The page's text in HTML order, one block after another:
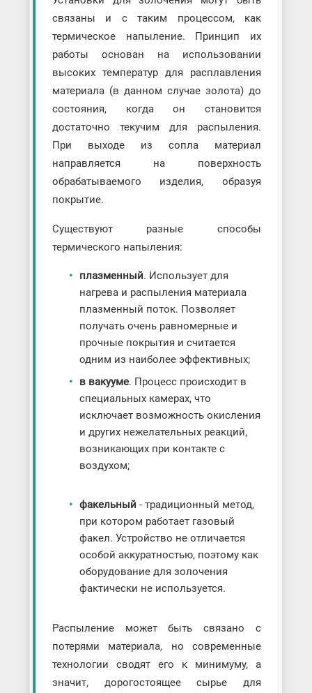
связаны и с таким процессом, как
термическое напыление. Принцип их
работы основан на использовании
высоких температур для расплавления
материала (в данном случае золота) до
состояния, когда он становится
достаточно текучим для распыления.
При выходе из сопла материал
направляется на поверхность
обрабатываемого изделия, образуя
покрытие.
Существуют разные способы
термического напыления:
плазменный. Использует для
нагрева и распыления материала
плазменный поток. Позволяет
получать очень равномерные и
прочные покрытия и считается
одним из наиболее эффективных;
в вакууме. Процесс происходит в
специальных камерах, что
исключает возможность окисления
и других нежелательных реакций,
возникающих при контакте с
воздухом;
факельный- традиционный метод,
при котором работает газовый
факел. Устройство не отличается
особой аккуратностью, поэтому как
оборудование для золочения
фактически не используется.
Распыление может быть связано с
потерями материала, но современные
технологии сводят его к минимуму, а
значит, дорогостоящее сырье для